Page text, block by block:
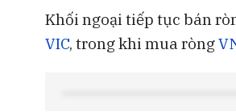
Khối ngoại tiếp tục bán
VIC, trong khi mua ròng